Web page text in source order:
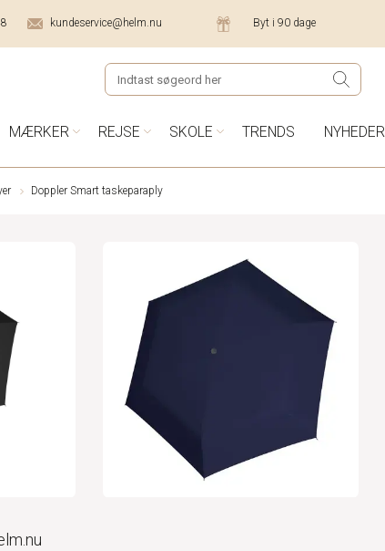
kundeservice@helm.nu Byt i 90 dage
MÆRKER REJSE SKOLE TRENDS NYHEDER
Doppler Smart taskeparaply